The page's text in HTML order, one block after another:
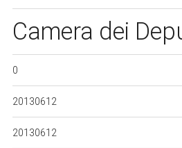
Camera dei
0
20130612
20130612